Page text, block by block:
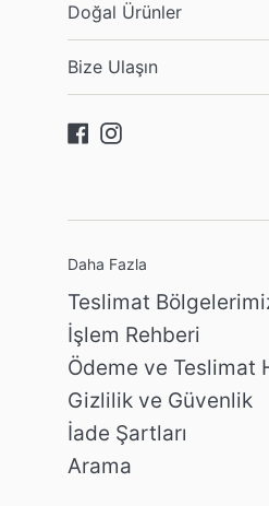
Doğal Ürünler
Bize Ulaşın
Facebook
Instagram
Daha Fazla
Teslimat
İşlem Rehberi
Ödeme ve Teslimat
Gizlilik ve Güvenlik
İade Şartları
Arama